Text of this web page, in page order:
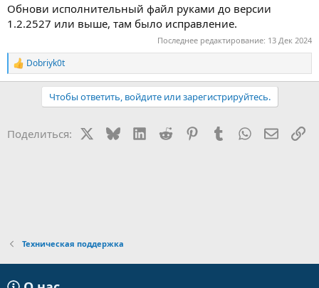
Обнови исполнительный файл руками до версии
1.2.2527 или выше, там было исправление.
Последнее редактирование: 13 Дек 2024
Р
е
и
Dobriyk0t
Чтобы ответить, войдите или зарегистрируйтесь.
Поделиться: BlueskyLinkedIn
Reddit PinterestTumblr WhatsApp
Техническая поддержка